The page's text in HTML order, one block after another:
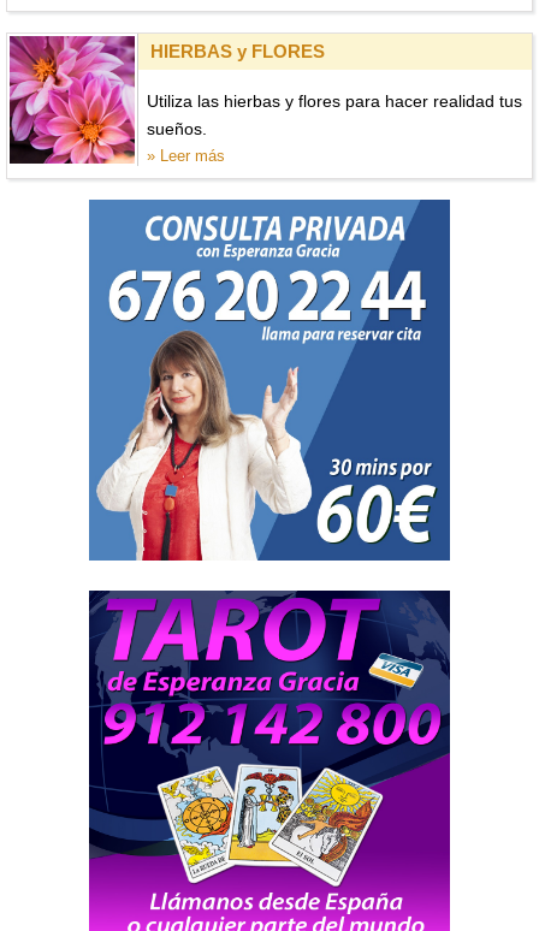
HIERBAS y FLORES
Utiliza las hierbas y flores para hacer realidad tus
sueños.
» Leer más